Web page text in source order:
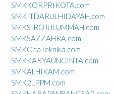
SMKKORPRIKOTA.com
SMKITDARULHIDAYAH.com
SMKSIROJULUMMAH.com
SMKSAZZAHRA.com
SMKCitaTeknika.com
SMKKARYAUNCINTA.com
SMKALHIKAM.com
SMK2LPPM.com